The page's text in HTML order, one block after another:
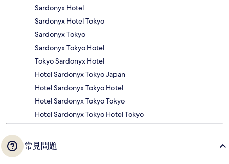
Sardonyx Hotel
Sardonyx Hotel Tokyo
Sardonyx Tokyo
Sardonyx Tokyo Hotel
Tokyo Sardonyx Hotel
Hotel Sardonyx Tokyo Japan
Hotel Sardonyx Tokyo Hotel
Hotel Sardonyx Tokyo Tokyo
Hotel Sardonyx Tokyo Hotel Tokyo
常見問題